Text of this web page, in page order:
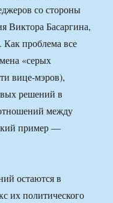
со стороны
Виктора Басаргина,
Как проблема все
«серых
вице-мэров),
решений в
между
пример —
остаются в
их политического